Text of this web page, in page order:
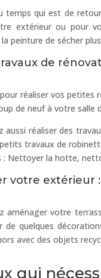
temps qui est de
extérieur ou pour
peinture de sécher
de
réaliser vos petites
de neuf à votre salle
aussi réaliser des
travaux de
: Nettoyer la hotte,
votre extérieur :
aménager votre
de quelques
avec des objets
qui